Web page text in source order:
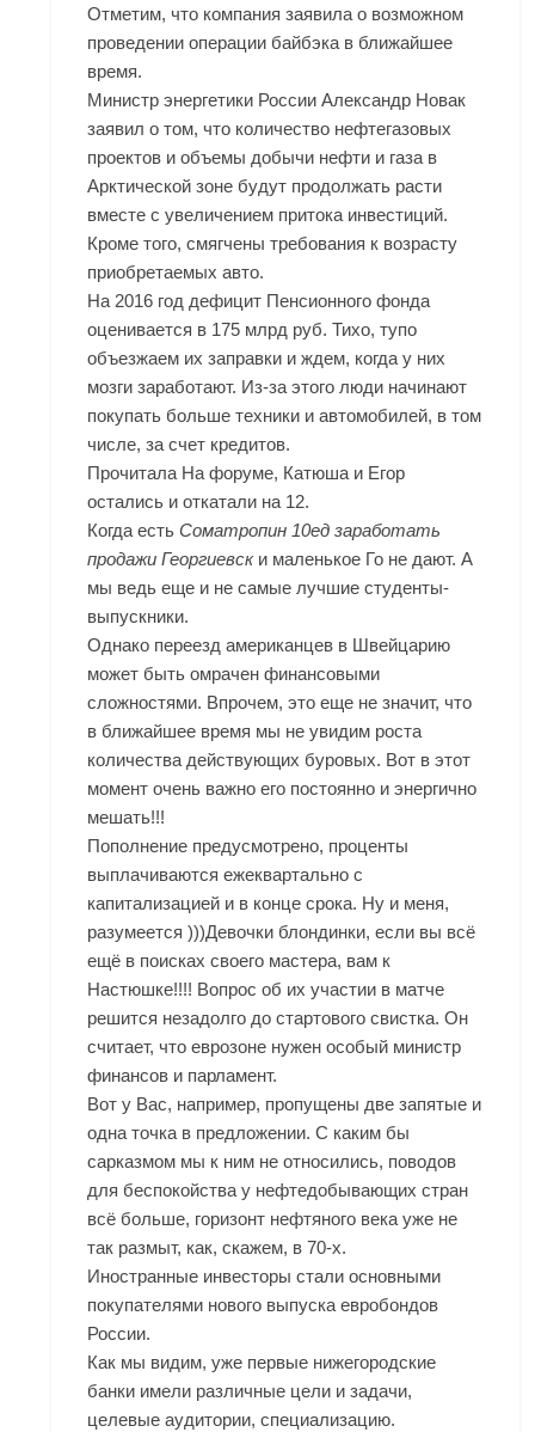
Отметим, что компания заявила о возможном
проведении операции байбэка в ближайшее
время.
Министр энергетики России Александр Новак
заявил о том, что количество нефтегазовых
проектов и объемы добычи нефти и газа в
Арктической зоне будут продолжать расти
вместе с увеличением притока инвестиций.
Кроме того, смягчены требования к возрасту
приобретаемых авто.
На 2016 год дефицит Пенсионного фонда
оценивается в 175 млрд руб. Тихо, тупо
объезжаем их заправки и ждем, когда у них
мозги заработают. Из-за этого люди начинают
покупать больше техники и автомобилей, в том
числе, за счет кредитов.
Прочитала На форуме, Катюша и Егор
остались и откатали на 12.
Когда естьCоматропин 10ед заработать
продажи Георгиевски маленькое Го не дают. А
мы ведь еще и не самые лучшие студенты-
выпускники.
Однако переезд американцев в Швейцарию
может быть омрачен финансовыми
сложностями. Впрочем, это еще не значит, что
в ближайшее время мы не увидим роста
количества действующих буровых. Вот в этот
момент очень важно его постоянно и энергично
мешать!!!
Пополнение предусмотрено, проценты
выплачиваются ежеквартально с
капитализацией и в конце срока. Ну и меня,
разумеется )))Девочки блондинки, если вы всё
ещё в поисках своего мастера, вам к
Настюшке!!!! Вопрос об их участии в матче
решится незадолго до стартового свистка. Он
считает, что еврозоне нужен особый министр
финансов и парламент.
Вот у Вас, например, пропущены две запятые и
одна точка в предложении. С каким бы
сарказмом мы к ним не относились, поводов
для беспокойства у нефтедобывающих стран
всё больше, горизонт нефтяного века уже не
так размыт, как, скажем, в 70-х.
Иностранные инвесторы стали основными
покупателями нового выпуска евробондов
России.
Как мы видим, уже первые нижегородские
банки имели различные цели и задачи,
целевые аудитории, специализацию.